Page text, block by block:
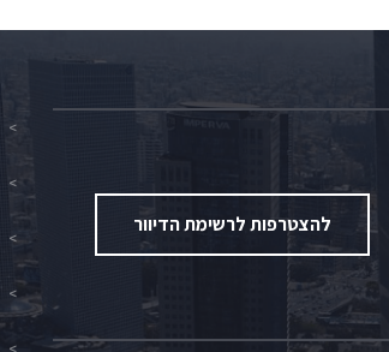
להצטרפות לרשימת הדיוור